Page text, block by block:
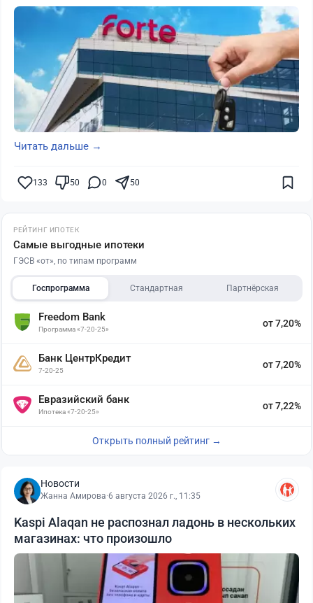
Читать дальше →
133 50 0 50
РЕЙТИНГ ИПОТЕК
Самые выгодные ипотеки
ГЭСВ «от», по типам программ
Госпрограмма Стандартная Партнёрская
Freedom Bank
Программа «7-20-25»
от 7,20%
Банк ЦентрКредит
7-20-25
от 7,20%
Евразийский банк
Ипотека «7-20-25»
от 7,22%
Открыть полный рейтинг →
Новости
Жанна Амирова·6 августа 2026 г., 11:35
Kaspi Alaqan не распознал ладонь в нескольких
магазинах: что произошло